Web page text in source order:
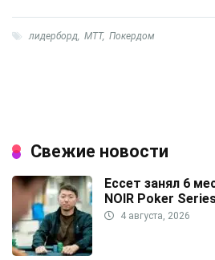
лидерборд МТТ, Покердом
Свежие новости
Ессет занял 6
NOIR Poker
4 августа, 2026